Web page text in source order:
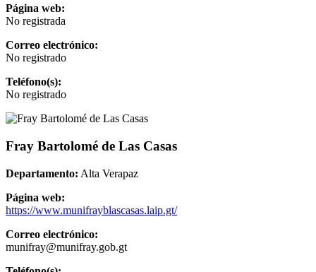
Página web:
No registrada
Correo electrónico:
No registrado
Teléfono(s):
No registrado
Fray Bartolomé de Las Casas
Departamento: Alta Verapaz
Página web:
https://www.munifrayblascasas.laip.gt/
Correo electrónico:
munifray@munifray.gob.gt